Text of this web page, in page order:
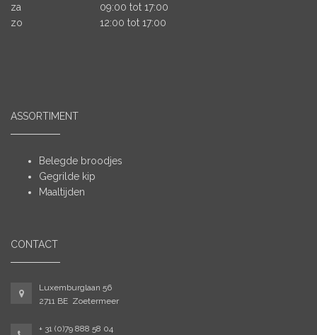
za
09:00 tot 17:00
zo
12:00 tot 17:00
ASSORTIMENT
Belegde broodjes
Gegrilde kip
Maaltijden
CONTACT
Luxemburglaan 56
2711 BE Zoetermeer
+ 31 (0)79 888 58 04